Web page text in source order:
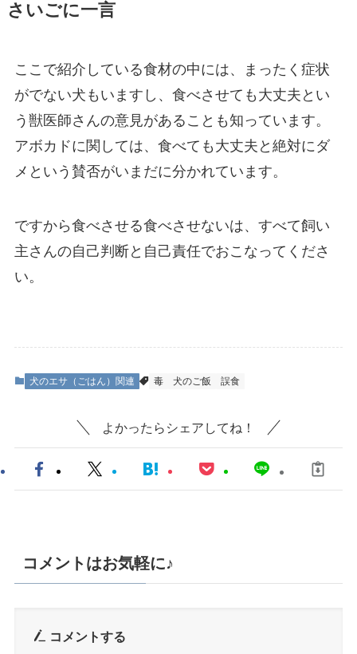
さいごに一言
ここで紹介している食材の中には、まったく症状
がでない犬もいますし、食べさせても大丈夫とい
う獣医師さんの意見があることも知っています。
アボカドに関しては、食べても大丈夫と絶対にダ
メという賛否がいまだに分かれています。
ですから食べさせる食べさせないは、すべて飼い
主さんの自己判断と自己責任でおこなってくださ
い。
犬のエサ（ごはん）関連 毒 犬のご飯 誤食
よかったらシェアしてね！
コメントはお気軽に♪
コメントする